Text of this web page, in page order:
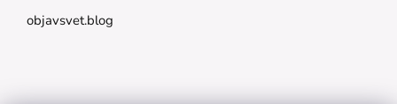
objavsvet.blog